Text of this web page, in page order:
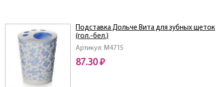
Артикул: M4715
Подставка Дольче Вита для зубных щеток
(гол.-бел.)
87.30 ₽